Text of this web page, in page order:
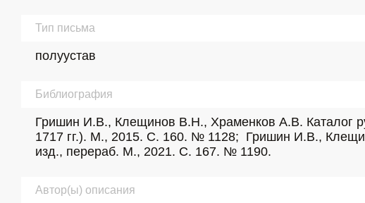
Тип письма
полуустав
Библиография
Гришин И.В., Клещинов В.Н., Храменков А.В. Каталог
1717 гг.). М., 2015. С. 160. № 1128;  Гришин И.В.,
изд., перераб. М., 2021. С. 167. № 1190.
Автор(ы) описания